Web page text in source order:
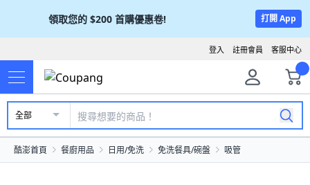
領取您的 $200 首購優惠卷! 打開 App
客服中心
註冊會員
登入
全部
酷澎首頁 餐廚用品 日用/免洗 免洗餐具/碗盤 吸管